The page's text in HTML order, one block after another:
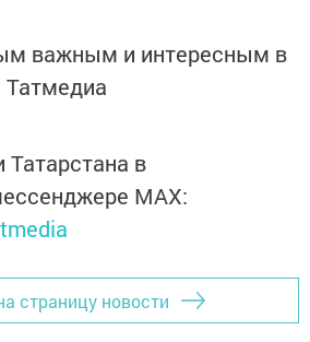
важным и интересным в
Татмедиа
Татарстана в
MАХ:
страницу новости